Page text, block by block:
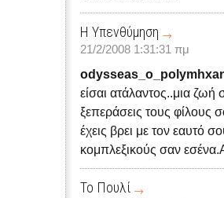
Η Υπενθύμηση
21/2/2008 1:31:31 πμ
είσαι ατάλαντος..μια
ξεπεράσεις τους φίλους
έχεις βρει με τον εαυτό
κομπλεξικούς σαν
Το Πουλί